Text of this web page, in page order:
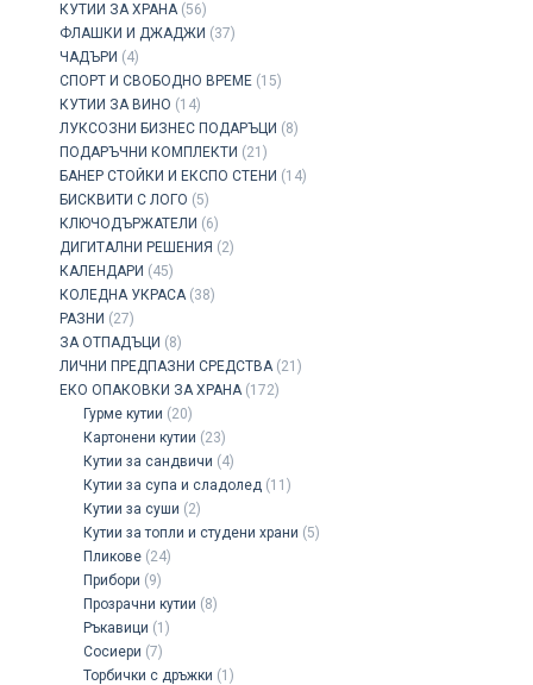
КУТИИ ЗА ХРАНА (56)
ФЛАШКИ И ДЖАДЖИ (37)
ЧАДЪРИ (4)
СПОРТ И СВОБОДНО ВРЕМЕ (15)
КУТИИ ЗА ВИНО (14)
ЛУКСОЗНИ БИЗНЕС ПОДАРЪЦИ (8)
ПОДАРЪЧНИ КОМПЛЕКТИ (21)
БАНЕР СТОЙКИ И ЕКСПО СТЕНИ (14)
БИСКВИТИ С ЛОГО (5)
КЛЮЧОДЪРЖАТЕЛИ (6)
ДИГИТАЛНИ РЕШЕНИЯ (2)
КАЛЕНДАРИ (45)
КОЛЕДНА УКРАСА (38)
РАЗНИ (27)
ЗА ОТПАДЪЦИ (8)
ЛИЧНИ ПРЕДПАЗНИ СРЕДСТВА (21)
ЕКО ОПАКОВКИ ЗА ХРАНА (172)
Гурме кутии (20)
Картонени кутии (23)
Кутии за сандвичи (4)
Кутии за супа и сладолед (11)
Кутии за суши (2)
Кутии за топли и студени храни (5)
Пликове (24)
Прибори (9)
Прозрачни кутии (8)
Ръкавици (1)
Сосиери (7)
Торбички с дръжки (1)